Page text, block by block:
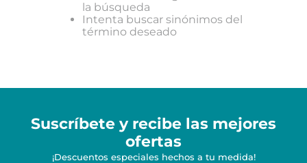
la búsqueda
Intenta buscar sinónimos del
término deseado
Suscríbete y recibe las mejores
ofertas
¡Descuentos especiales hechos a tu medida!